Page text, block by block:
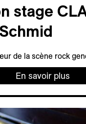
stage
de la scène rock
En savoir plus